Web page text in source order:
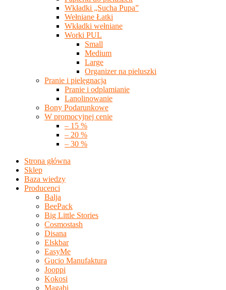
Wkładki „Sucha Pupa”
Wełniane Łatki
Wkładki wełniane
Worki PUL
Small
Medium
Large
Organizer na pieluszki
Pranie i pielęgnacja
Pranie i odplamianie
Lanolinowanie
Bony Podarunkowe
W promocyjnej cenie
– 15 %
– 20 %
– 30 %
Strona główna
Sklep
Baza wiedzy
Producenci
Balja
BeePack
Big Little Stories
Cosmostash
Disana
Elskbar
EasyMe
Gucio Manufaktura
Jooppi
Kokosi
Magabi